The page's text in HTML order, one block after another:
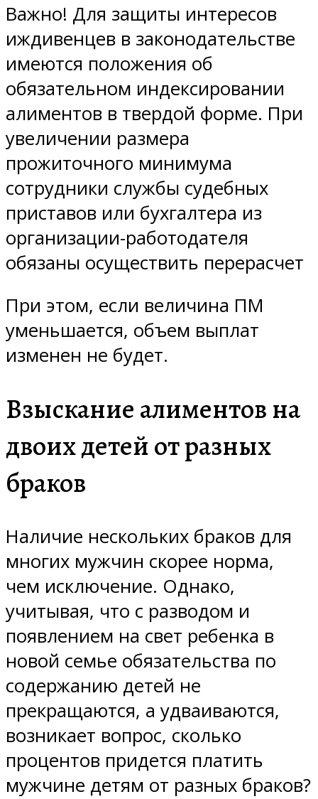
Важно! Для защиты интересов
иждивенцев в законодательстве
имеются положения об
обязательном индексировании
алиментов в твердой форме. При
увеличении размера
прожиточного минимума
сотрудники службы судебных
приставов или бухгалтера из
организации-работодателя
обязаны осуществить перерасчет
При этом, если величина ПМ
уменьшается, объем выплат
изменен не будет.
Взыскание алиментов на
двоих детей от разных
браков
Наличие нескольких браков для
многих мужчин скорее норма,
чем исключение. Однако,
учитывая, что с разводом и
появлением на свет ребенка в
новой семье обязательства по
содержанию детей не
прекращаются, а удваиваются,
возникает вопрос, сколько
процентов придется платить
мужчине детям от разных браков?